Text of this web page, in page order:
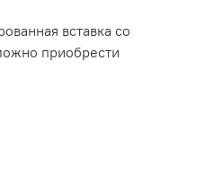
вставка со
приобрести